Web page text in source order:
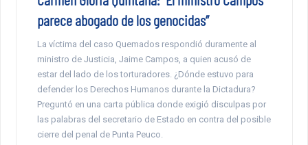
parece abogado de los genocidas”
La víctima del caso Quemados respondió duramente al
ministro de Justicia, Jaime Campos, a quien acusó de
estar del lado de los torturadores. ¿Dónde estuvo para
defender los Derechos Humanos durante la Dictadura?
Preguntó en una carta pública donde exigió disculpas por
las palabras del secretario de Estado en contra del posible
cierre del penal de Punta Peuco.